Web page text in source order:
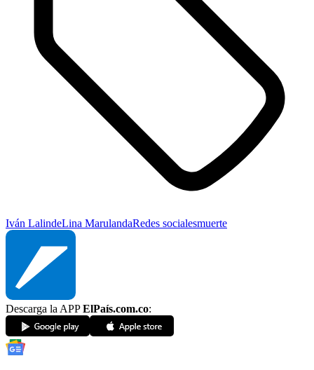
Iván LalindeLina MarulandaRedes socialesmuerte
Descarga la APPElPaís.com.co: